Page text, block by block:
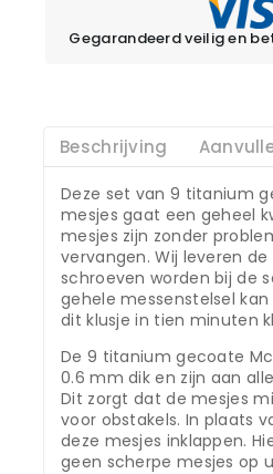
Gegarandeerd veilig en
Beschrijving
Deze set van 9 titanium
mesjes gaat een geheel
mesjes zijn zonder
vervangen. Wij leveren
schroeven worden bij de
gehele messenstelsel
dit klusje in tien minuten
De 9 titanium gecoate
0.6 mm dik en zijn aan
Dit zorgt dat de mesjes
voor obstakels. In plaats
deze mesjes inklappen.
geen scherpe mesjes op